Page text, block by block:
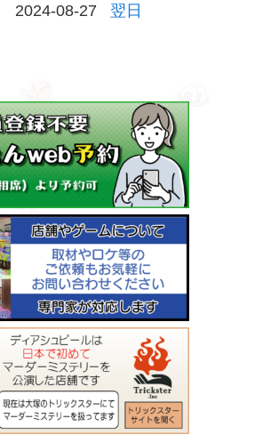
2024-08-27 翌日